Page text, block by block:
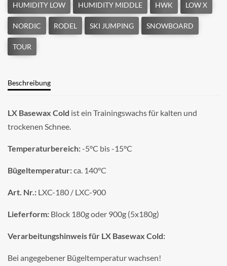
Beschreibung
LX Basewax Cold ist ein Trainingswachs für kalten und
trockenen Schnee.
Temperaturbereich:-5°C bis -15°C
Bügeltemperatur:ca. 140°C
Art. Nr.: LXC-180 / LXC-900
Lieferform: Block 180g oder 900g (5x180g)
Verarbeitungshinweis für LX Basewax Cold:
Bei angegebener Bügeltemperatur wachsen!